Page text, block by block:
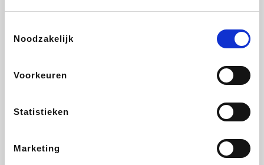
Noodzakelijk
Voorkeuren
Statistieken
Marketing
Brussels Airlines
ZEB Get Your Guide